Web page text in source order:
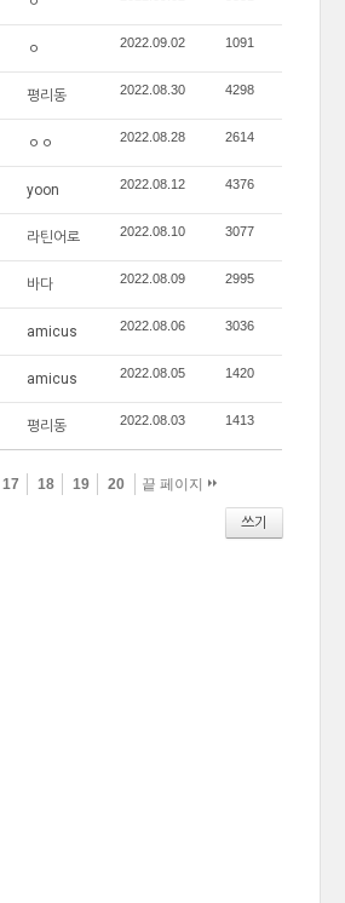
ㅇ 2022.09.02 1091
평리동 2022.08.30 4298
ㅇㅇ 2022.08.28 2614
yoon 2022.08.12 4376
라틴어로 2022.08.10 3077
바다 2022.08.09 2995
amicus 2022.08.06 3036
amicus 2022.08.05 1420
평리동 2022.08.03 1413
17 18 19 20 끝 페이지
쓰기